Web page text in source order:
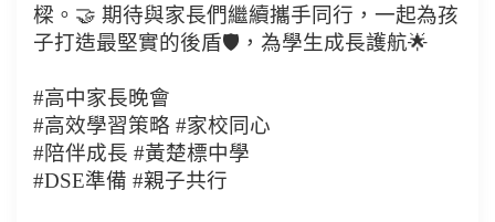
樑。🤝 期待與家長們繼續攜手同行，一起為孩
子打造最堅實的後盾🛡，為學生成長護航🌟
#高中家長晚會
#高效學習策略 #家校同心
#陪伴成長 #黃楚標中學
#DSE準備 #親子共行